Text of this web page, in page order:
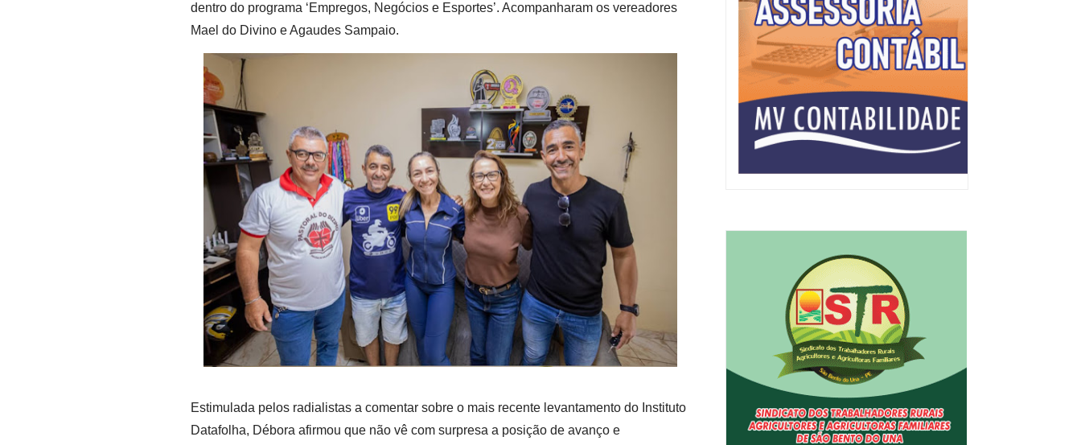
dentro do programa ‘Empregos, Negócios e Esportes’. Acompanharam os vereadores
Mael do Divino e Agaudes Sampaio.
Estimulada pelos radialistas a comentar sobre o mais recente levantamento do Instituto
Datafolha, Débora afirmou que não vê com surpresa a posição de avanço e